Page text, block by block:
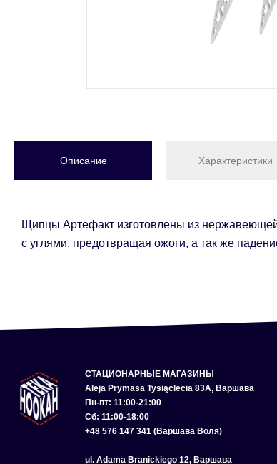
Описание Характеристики
Щипцы Артефакт изготовлены из нержавеющей
с углями, предотвращая ожоги, а так же
СТАЦИОНАРНЫЕ МАГАЗИНЫ
Aleja Prymasa Tysiąclecia 83A, Варшава
Пн-пт: 11:00-21:00
Сб: 11:00-18:00
+48 576 147 341 (Варшава Воля)
ul. Adama Branickiego 12, Варшава